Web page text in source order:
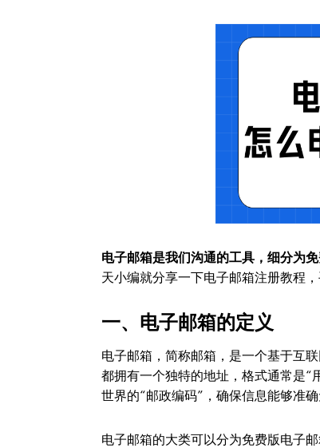
电子邮箱是我们沟通的工具，细分为
天小编就分享一下电子邮箱注册教程
一、电子邮箱的定义
电子邮箱，简称邮箱，是一个基于互
都拥有一个独特的地址，格式通常是
世界的“邮政编码”，确保信息能够准
电子邮箱的大类可以分为免费版电子